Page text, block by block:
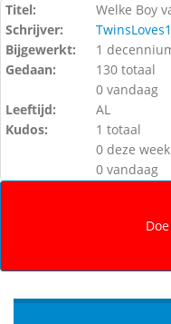
Titel:
Welke Boy
Schrijver:
Bijgewerkt:
1
Gedaan:
130 totaal
0 vandaag
Leeftijd:
AL
Kudos:
1 totaal
0 deze week
0 vandaag